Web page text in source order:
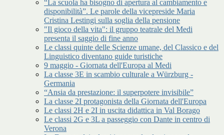
“La scuola ha bisogno di apertura al cambiamento e
disponibilità”. Le parole della vicepreside Maria
Cristina Lestingi sulla soglia della pensione
"Il gioco della vita": il gruppo teatrale del Medi
presenta il saggio di fine anno
Le classi quinte delle Scienze umane, del Classico e del
Linguistico diventano guide turistiche
9 maggio - Giornata dell'Europa al Medi
La classe 3E in scambio culturale a Würzburg -
Germania
“Ansia da prestazione: il superpotere invisibile”
La classe 2I protagonista della Giornata dell'Europa
Le classi 2H e 2I in uscita didattica in Val Borago
Le classi 2G e 3L a passeggio con Dante in centro di
Verona